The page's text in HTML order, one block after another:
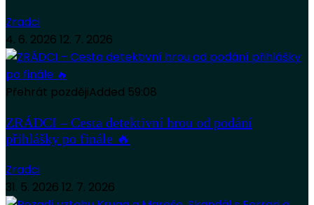
Zradci
4. 6. 2026 12. 7. 2026
Přehrát pozdějiAdded 59:08
ZRÁDCI – Cesta detektivní hrou od podání
přihlášky po finále 🔥
Zradci
31. 5. 2026 12. 7. 2026